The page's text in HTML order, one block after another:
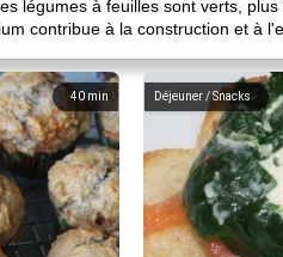
légumes à feuilles sont verts,
contribue à la construction et à
40 min Déjeuner / Snacks